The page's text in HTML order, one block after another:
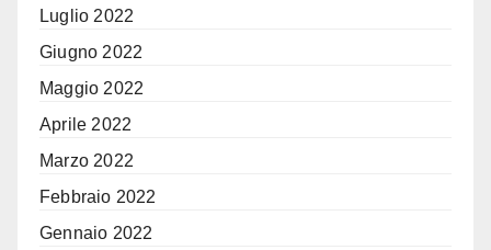
Luglio 2022
Giugno 2022
Maggio 2022
Aprile 2022
Marzo 2022
Febbraio 2022
Gennaio 2022